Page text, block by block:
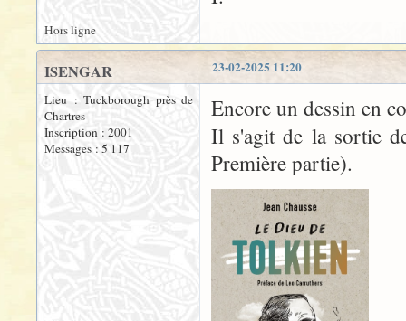
Hors ligne
23-02-2025 11:20
ISENGAR
Lieu : Tuckborough près de
Chartres
Inscription : 2001
Messages : 5 117
Encore un dessin en
Il s'agit de la sortie
Première partie).